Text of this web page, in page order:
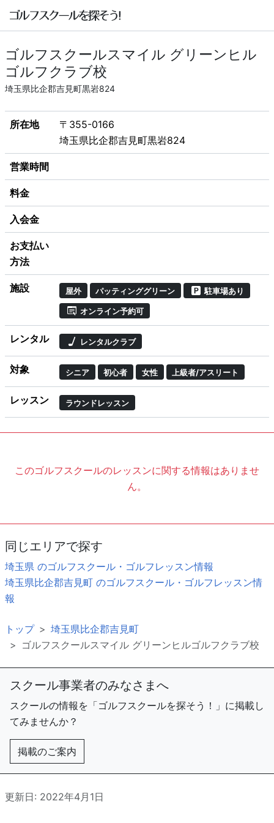
ゴルフスクールスマイル グリーンヒル
ゴルフクラブ校
埼玉県比企郡吉見町黒岩824
所在地
〒355-0166
埼玉県比企郡吉見町黒岩824
営業時間
料金
入会金
お支払い
方法
施設 屋外 パッティンググリーン 駐車場あり
オンライン予約可
レンタル レンタルクラブ
対象 シニア 初心者 女性 上級者/アスリート
レッスン ラウンドレッスン
このゴルフスクールのレッスンに関する情報はありませ
ん。
同じエリアで探す
埼玉県 のゴルフスクール・ゴルフレッスン情報
埼玉県比企郡吉見町 のゴルフスクール・ゴルフレッスン情
報
トップ
埼玉県比企郡吉見町
ゴルフスクールスマイル グリーンヒルゴルフクラブ校
スクール事業者のみなさまへ
スクールの情報を「ゴルフスクールを探そう！」に掲載し
てみませんか？
掲載のご案内
更新日: 2022年4月1日